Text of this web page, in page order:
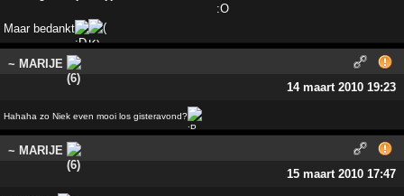
Maar bedankt
~ MARIJE
14 maart 2010 19:23
Hahaha zo Niek even mooi los gisteravond?
~ MARIJE
15 maart 2010 17:47